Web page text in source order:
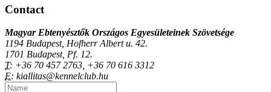
Contact
Magyar Ebtenyésztők Országos Egyesületeinek Szövetsége
1194 Budapest, Hofherr Albert u. 42.
1701 Budapest, Pf. 12.
T: +36 70 457 2763, +36 70 616 3312
E: kiallitas@kennelclub.hu